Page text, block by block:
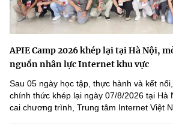
APIE Camp 2026 khép lại tại Hà Nội,
nguồn nhân lực Internet khu vực
Sau 05 ngày học tập, thực hành và kết
chính thức khép lại ngày 07/8/2026 tại Hà
cai chương trình, Trung tâm Internet Việt